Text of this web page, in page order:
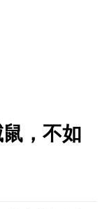
，不如